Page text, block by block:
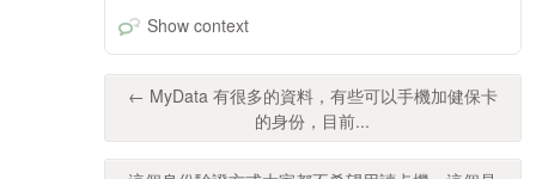
Show context
← MyData 有很多的資料，有些可以手機加健保卡
的身份，目前...